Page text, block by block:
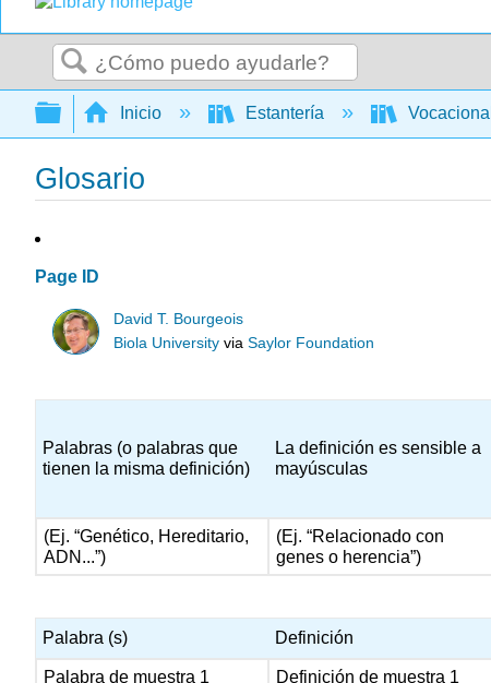
Buscar
Expandir/contraer jerarquía global
Inicio Estantería Vocacional
Glosario
Page ID
David T. Bourgeois
Biola University viaSaylor Foundation
Palabras (o palabras que
tienen la misma definición)
La definición es sensible a
mayúsculas
(Ej. “Genético, Hereditario,
ADN...”)
(Ej. “Relacionado con
genes o herencia”)
Palabra (s)
Definición
Palabra de muestra 1 Definición de muestra 1